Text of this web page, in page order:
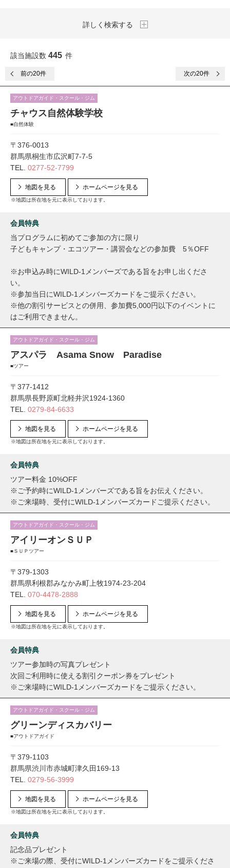
詳しく検索する
該当施設数 445 件
前の20件 次の20件
アウトドアガイド・スクール・ジム
チャウス自然体験学校
■自然体験
〒376-0013
群馬県桐生市広沢町7-7-5
TEL. 0277-52-7799
地図を見る
※地図は所在地を元に表示しております。
ホームページを見る
会員特典
当プログラムに初めてご参加の方に限り
子どもキャンプ・エコツアー・講習会などの参加費 5％OFF
※お申込み時にWILD-1メンバーズである旨をお申し出くださ
い。
※参加当日にWILD-1メンバーズカードをご提示ください。
※他の割引サービスとの併用、参加費5,000円以下のイベントに
はご利用できません。
アウトドアガイド・スクール・ジム
アスパラ Asama Snow Paradise
■ツアー
〒377-1412
群馬県長野原町北軽井沢1924-1360
TEL. 0279-84-6633
地図を見る
※地図は所在地を元に表示しております。
ホームページを見る
会員特典
ツアー料金 10%OFF
※ご予約時にWILD-1メンバーズである旨をお伝えください。
※ご来場時、受付にWILD-1メンバーズカードご提示ください。
アウトドアガイド・スクール・ジム
アイリーオンＳＵＰ
■ＳＵＰツアー
〒379-1303
群馬県利根郡みなかみ町上牧1974-23-204
TEL. 070-4478-2888
地図を見る
※地図は所在地を元に表示しております。
ホームページを見る
会員特典
ツアー参加時の写真プレゼント
次回ご利用時に使える割引クーポン券をプレゼント
※ご来場時にWILD-1メンバーズカードをご提示ください。
アウトドアガイド・スクール・ジム
グリーンディスカバリー
■アウトドアガイド
〒379-1103
群馬県渋川市赤城町津久田169-13
TEL. 0279-56-3999
地図を見る
※地図は所在地を元に表示しております。
ホームページを見る
会員特典
記念品プレゼント
※ご来場の際、受付にWILD-1メンバーズカードをご提示くださ